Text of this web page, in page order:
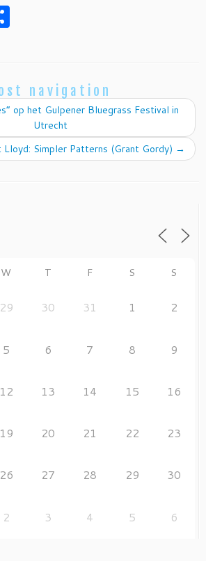
e navigation
op het Gulpener Bluegrass Festival in
Utrecht
Lloyd: Simpler Patterns (Grant Gordy) →
W T F S S
29 30 31 1 2
5 6 7 8 9
12 13 14 15 16
19 20 21 22 23
26 27 28 29 30
2 3 4 5 6